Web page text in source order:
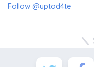
Follow @uptod4te